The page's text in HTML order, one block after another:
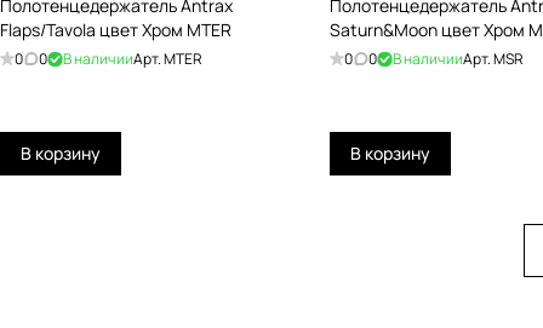
Полотенцедержатель Antrax
Flaps/Tavola цвет Хром MTER
0 0 В наличииАрт.MTER
В корзину
Полотенцедержатель
Saturn&Moon цвет
0 0 В наличииАрт.MSR
В корзину